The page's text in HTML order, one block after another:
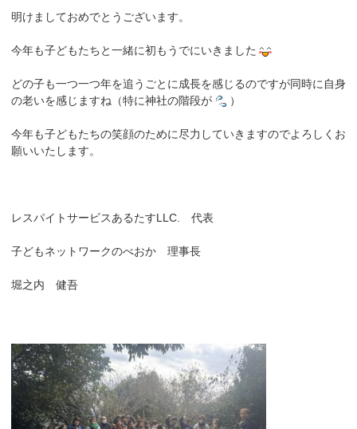
明けましておめでとうございます。
今年も子どもたちと一緒に初もうでにいきました
どの子も一つ一つ年を追うごとに成長を感じるのですが同時に自身
の老いを感じますね（特に神社の階段が
）
今年も子どもたちの笑顔のために尽力していきますのでよろしくお
願いいたします。
レスパイトサービスあるたすLLC. 代表
子どもネットワークのべおか 理事長
堀之内 健吾